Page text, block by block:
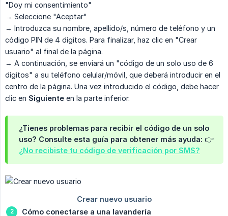
"Doy mi consentimiento"
→ Seleccione "Aceptar"
→ Introduzca su nombre, apellido/s, número de teléfono y un
código PIN de 4 dígitos. Para finalizar, haz clic en "Crear
usuario" al final de la página.
→ A continuación, se enviará un "código de un solo uso de 6
dígitos" a su teléfono celular/móvil, que deberá introducir en el
centro de la página. Una vez introducido el código, debe hacer
clic en Siguiente en la parte inferior.
¿Tienes problemas para recibir el código de un solo
uso? Consulte esta guía para obtener más ayuda: 👉
¿No recibiste tu código de verificación por SMS?
Cómo conectarse a una lavandería